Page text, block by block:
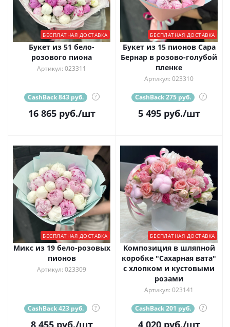
БЕСПЛАТНАЯ ДОСТАВКА
Букет из 51 бело-
розового пиона
Артикул: 023311
CashBack 843 руб. ?
16 865руб./шт
БЕСПЛАТНАЯ ДОСТАВКА
Букет из 15 пионов Сара
Бернар в розово-голубой
пленке
Артикул: 023310
CashBack 275 руб. ?
5 495руб./шт
БЕСПЛАТНАЯ ДОСТАВКА
Микс из 19 бело-розовых
пионов
Артикул: 023309
CashBack 423 руб. ?
8 455руб./шт
БЕСПЛАТНАЯ ДОСТАВКА
Композиция в шляпной
коробке "Сахарная вата"
с хлопком и кустовыми
розами
Артикул: 023141
CashBack 201 руб. ?
4 020руб./шт